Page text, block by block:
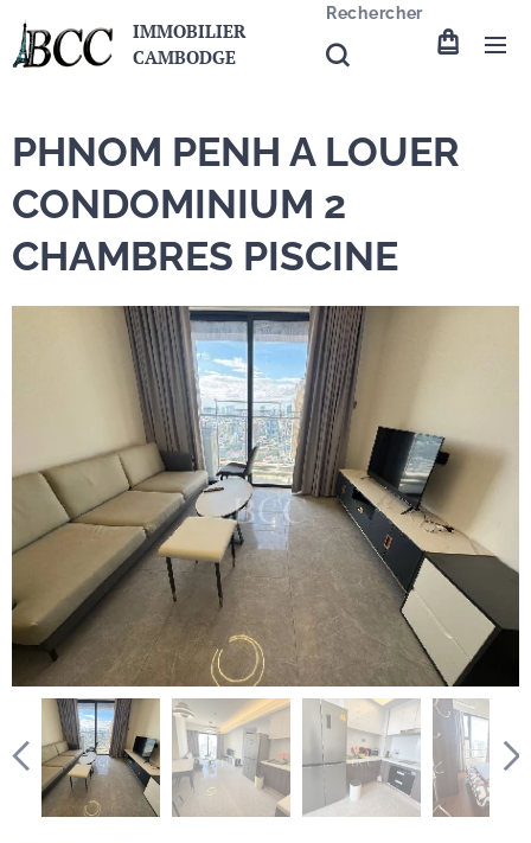
IMMOBILIER
CAMBODGE
Rechercher
PHNOM PENH A LOUER
CONDOMINIUM 2
CHAMBRES PISCINE